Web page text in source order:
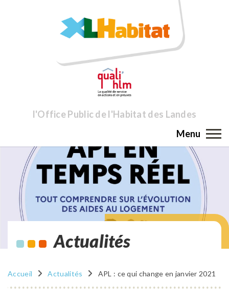
l'Office Public de l'Habitat des Landes
Menu
Actualités
Accueil Actualités APL : ce qui change en janvier 2021